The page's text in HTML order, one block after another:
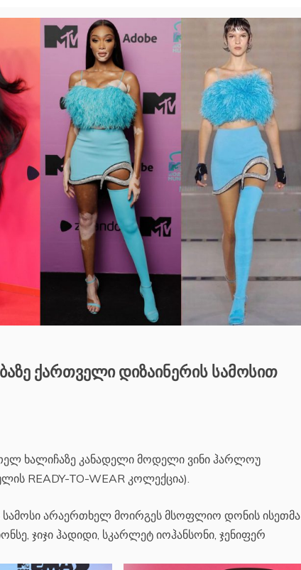
ქართველი დიზაინერის სამოსით
ხალიჩაზე კანადელი მოდელი ვინი ჰარლოუ
READY-TO-WEAR კოლექცია).
სამოსი არაერთხელ მოირგეს მსოფლიო დონის ისეთმა
ჯიჯი ჰადიდი, სკარლეტ იოჰანსონი, ჯენიფერ